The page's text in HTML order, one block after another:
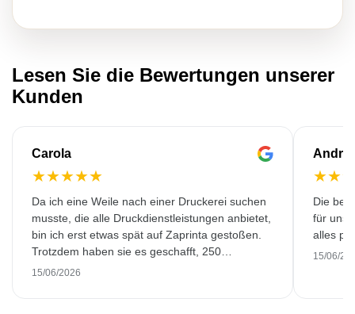
Lesen Sie die Bewertungen unserer
Kunden
Carola
★★★★★
Da ich eine Weile nach einer Druckerei suchen
musste, die alle Druckdienstleistungen anbietet,
bin ich erst etwas spät auf Zaprinta gestoßen.
Trotzdem haben sie es geschafft, 250
wunderschön bedruckte Emaillebecher
15/06/2026
★★
Die
für
alles
15/06/